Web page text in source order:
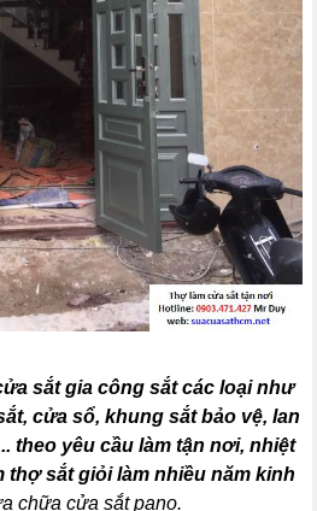
sắt gia công sắt các loại như
cửa sổ, khung sắt bảo vệ, lan
theo yêu cầu làm tận nơi, nhiệt
thợ sắt giỏi làm nhiều năm kinh
chữa cửa sắt pano.